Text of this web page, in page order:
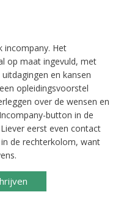
incompany. Het
op maat ingevuld, met
en kansen
opleidingsvoorstel
over de wensen en
button in de
eerst even contact
de rechterkolom, want